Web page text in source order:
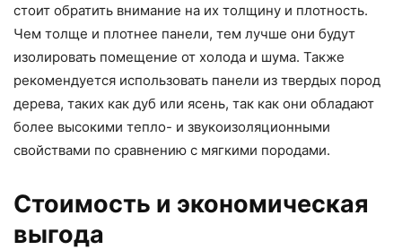
стоит обратить внимание на их толщину и плотность.
Чем толще и плотнее панели, тем лучше они будут
изолировать помещение от холода и шума. Также
рекомендуется использовать панели из твердых пород
дерева, таких как дуб или ясень, так как они обладают
более высокими тепло- и звукоизоляционными
свойствами по сравнению с мягкими породами.
Стоимость и экономическая
выгода